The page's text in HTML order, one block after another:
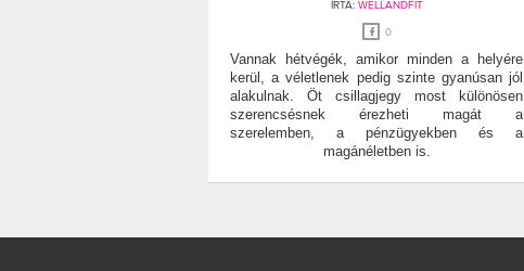
ÍRTA: WELLANDFIT
0
Vannak hétvégék, amikor minden a helyére
kerül, a véletlenek pedig szinte gyanúsan jól
alakulnak. Öt csillagjegy most különösen
szerencsésnek érezheti magát a
szerelemben, a pénzügyekben és a
magánéletben is.